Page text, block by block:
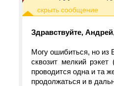
Здравствуйте,
Могу ошибиться, но из
сквозит мелкий
проводится одна и та
продолжаться и в